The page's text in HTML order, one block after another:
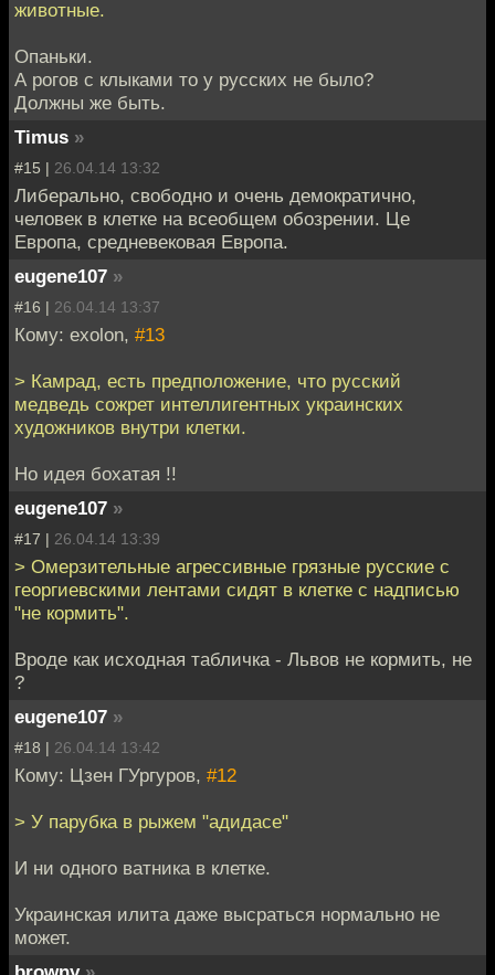
животные.
Опаньки.
А рогов с клыками то у русских не было?
Должны же быть.
Timus »
#15 | 26.04.14 13:32
Либерально, свободно и очень демократично,
человек в клетке на всеобщем обозрении. Це
Европа, средневековая Европа.
eugene107 »
#16 | 26.04.14 13:37
Кому: exolon, #13
> Камрад, есть предположение, что русский
медведь сожрет интеллигентных украинских
художников внутри клетки.
Но идея бохатая !!
eugene107 »
#17 | 26.04.14 13:39
> Омерзительные агрессивные грязные русские с
георгиевскими лентами сидят в клетке с надписью
"не кормить".
Вроде как исходная табличка - Львов не кормить, не
?
eugene107 »
#18 | 26.04.14 13:42
Кому: Цзен ГУргуров, #12
> У парубка в рыжем "адидасе"
И ни одного ватника в клетке.
Украинская илита даже высраться нормально не
может.